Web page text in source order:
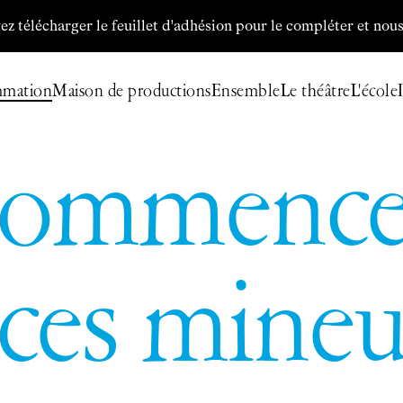
le feuillet d'adhésion pour le compléter et nous le
Maison de productionsEnsembleLe théâtreL'école
Archives
Maison de productions
Productions déléguées
Ensemble
Participer